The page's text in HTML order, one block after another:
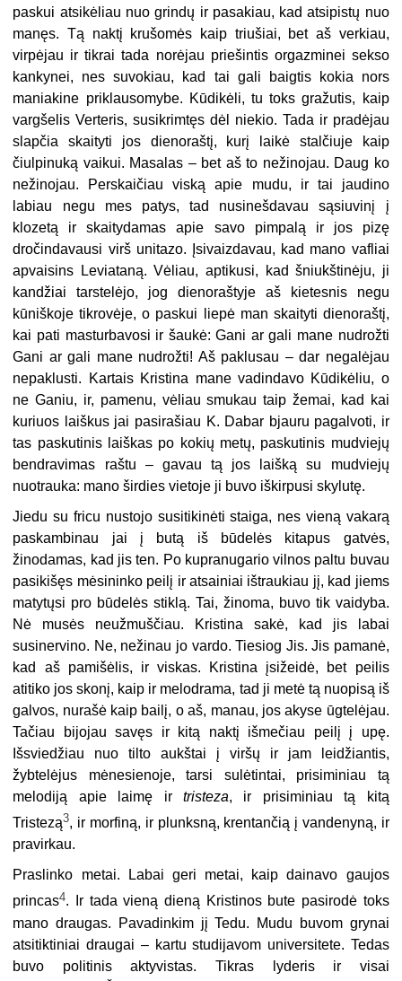
paskui atsikėliau nuo grindų ir pasakiau, kad atsipistų nuo
manęs. Tą naktį krušomės kaip triušiai, bet aš verkiau,
virpėjau ir tikrai tada norėjau priešintis orgazminei sekso
kankynei, nes suvokiau, kad tai gali baigtis kokia nors
maniakine priklausomybe. Kūdikėli, tu toks gražutis, kaip
vargšelis Verteris, susikrimtęs dėl niekio. Tada ir pradėjau
slapčia skaityti jos dienoraštį, kurį laikė stalčiuje kaip
čiulpinuką vaikui. Masalas – bet aš to nežinojau. Daug ko
nežinojau. Perskaičiau viską apie mudu, ir tai jaudino
labiau negu mes patys, tad nusinešdavau sąsiuvinį į
klozetą ir skaitydamas apie savo pimpalą ir jos pizę
dročindavausi virš unitazo. Įsivaizdavau, kad mano vafliai
apvaisins Leviataną. Vėliau, aptikusi, kad šniukštinėju, ji
kandžiai tarstelėjo, jog dienoraštyje aš kietesnis negu
kūniškoje tikrovėje, o paskui liepė man skaityti dienoraštį,
kai pati masturbavosi ir šaukė: Gani ar gali mane nudrožti
Gani ar gali mane nudrožti! Aš paklusau – dar negalėjau
nepaklusti. Kartais Kristina mane vadindavo Kūdikėliu, o
ne Ganiu, ir, pamenu, vėliau smukau taip žemai, kad kai
kuriuos laiškus jai pasirašiau K. Dabar bjauru pagalvoti, ir
tas paskutinis laiškas po kokių metų, paskutinis mudviejų
bendravimas raštu – gavau tą jos laišką su mudviejų
nuotrauka: mano širdies vietoje ji buvo iškirpusi skylutę.
Jiedu su fricu nustojo susitikinėti staiga, nes vieną vakarą
paskambinau jai į butą iš būdelės kitapus gatvės,
žinodamas, kad jis ten. Po kupranugario vilnos paltu buvau
pasikišęs mėsininko peilį ir atsainiai ištraukiau jį, kad jiems
matytųsi pro būdelės stiklą. Tai, žinoma, buvo tik vaidyba.
Nė musės neužmuščiau. Kristina sakė, kad jis labai
susinervino. Ne, nežinau jo vardo. Tiesiog Jis. Jis pamanė,
kad aš pamišėlis, ir viskas. Kristina įsižeidė, bet peilis
atitiko jos skonį, kaip ir melodrama, tad ji metė tą nuopisą iš
galvos, nurašė kaip bailį, o aš, manau, jos akyse ūgtelėjau.
Tačiau bijojau savęs ir kitą naktį išmečiau peilį į upę.
Išsviedžiau nuo tilto aukštai į viršų ir jam leidžiantis,
žybtelėjus mėnesienoje, tarsi sulėtintai, prisiminiau tą
melodiją apie laimę ir tristeza, ir prisiminiau tą kitą
Tristezą3, ir morfiną, ir plunksną, krentančią į vandenyną, ir
pravirkau.
Praslinko metai. Labai geri metai, kaip dainavo gaujos
princas4. Ir tada vieną dieną Kristinos bute pasirodė toks
mano draugas. Pavadinkim jį Tedu. Mudu buvom grynai
atsitiktiniai draugai – kartu studijavom universitete. Tedas
buvo politinis aktyvistas. Tikras lyderis ir visai